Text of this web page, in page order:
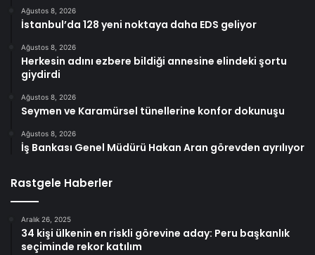
Ağustos 8, 2026
İstanbul’da 128 yeni noktaya daha EDS geliyor
Ağustos 8, 2026
Herkesin adını ezbere bildiği annesine elindeki şortu
giydirdi
Ağustos 8, 2026
Seymen ve Karamürsel tünellerine konfor dokunuşu
Ağustos 8, 2026
İş Bankası Genel Müdürü Hakan Aran görevden ayrılıyor
Rastgele Haberler
Aralık 26, 2025
34 kişi ülkenin en riskli görevine aday: Peru başkanlık
seçiminde rekor katılım